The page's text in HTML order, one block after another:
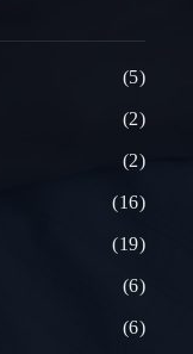
5
2
2
16
19
6
6